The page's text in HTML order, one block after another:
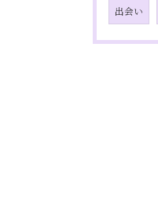
出会い